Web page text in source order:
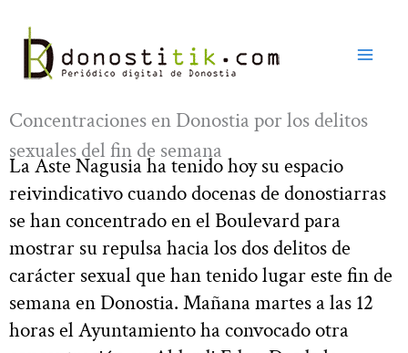
contenido
Concentraciones en Donostia por los delitos
sexuales del fin de semana
La Aste Nagusia ha tenido hoy su espacio
reivindicativo cuando docenas de donostiarras
se han concentrado en el Boulevard para
mostrar su repulsa hacia los dos delitos de
carácter sexual que han tenido lugar este fin de
semana en Donostia. Mañana martes a las 12
horas el Ayuntamiento ha convocado otra